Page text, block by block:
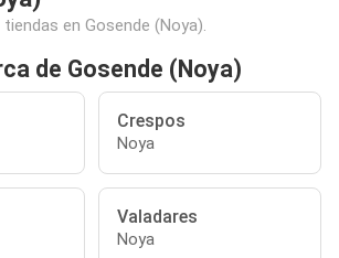
en Gosende (Noya).
de Gosende (Noya)
Crespos
Noya
Valadares
Noya